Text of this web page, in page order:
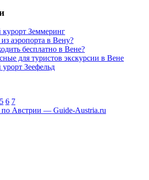
Земмеринг
аэропорта в Вену?
бесплатно в Вене?
для туристов экскурсии в Вене
Зеефельд
5 6 7
Австрии — Guide-Austria.ru